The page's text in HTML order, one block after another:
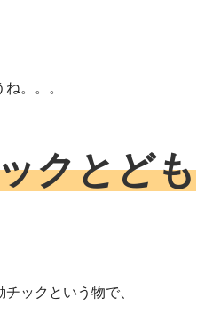
。。。
クとども
チックという物で、